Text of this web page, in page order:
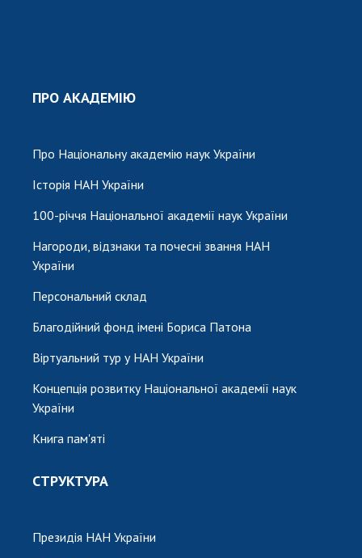
ПРО АКАДЕМІЮ
Про Національну академію наук України
Історія НАН України
100-річчя Національної академії наук України
Нагороди, відзнаки та почесні звання НАН
України
Персональний склад
Благодійний фонд імені Бориса Патона
Віртуальний тур у НАН України
Концепція розвитку Національної академії наук
України
Книга пам'яті
СТРУКТУРА
Президія НАН України